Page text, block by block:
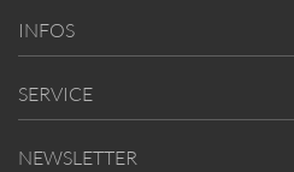
INFOS
SERVICE
NEWSLETTER